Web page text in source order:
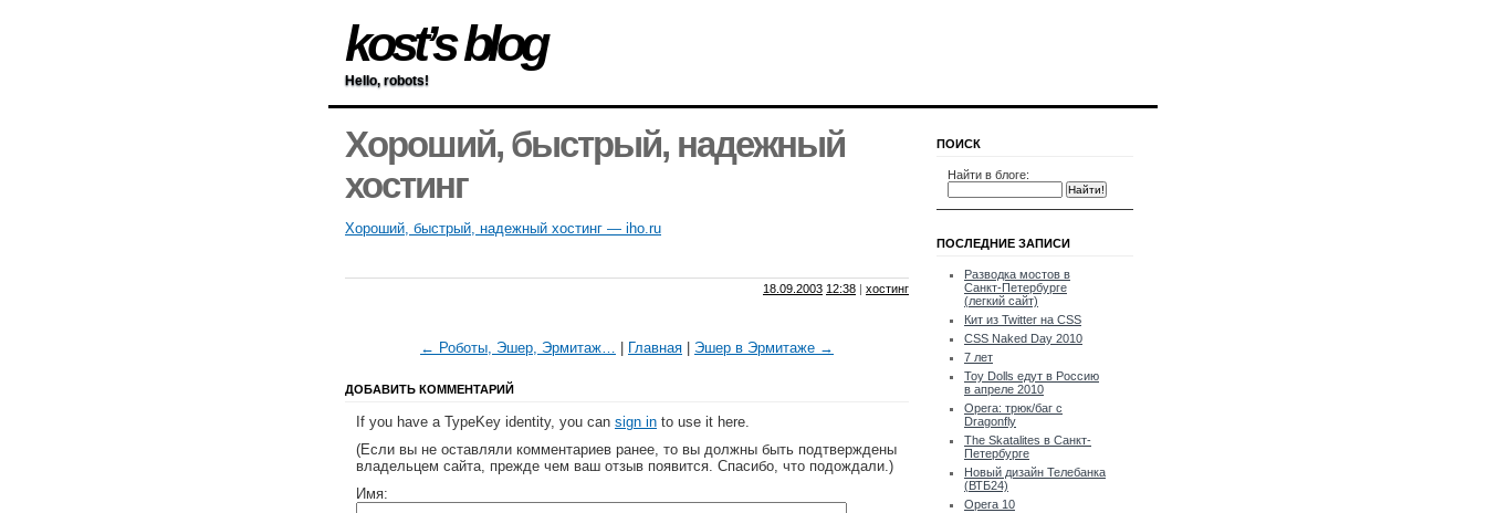
kost’s blog
Hello, robots!
Хороший, быстрый, надежный
хостинг
Хороший, быстрый, надежный хостинг — iho.ru
18.09.2003 12:38 | хостинг
← Роботы, Эшер, Эрмитаж… Главная Эшер в Эрмитаже →
ДОБАВИТЬ КОММЕНТАРИЙ
If you have a TypeKey identity, you can sign in to use it here.
(Если вы не оставляли комментариев ранее, то вы должны быть подтверждены
владельцем сайта, прежде чем ваш отзыв появится. Спасибо, что подождали.)
Имя:
ПОИСК
Найти в блоге:
ПОСЛЕДНИЕ ЗАПИСИ
Разводка мостов в
Санкт-Петербурге
(легкий сайт)
Кит из Twitter на CSS
CSS Naked Day 2010
7 лет
Toy Dolls едут в Россию
в апреле 2010
Opera: трюк/баг с
Dragonfly
The Skatalites в Санкт-
Петербурге
Новый дизайн Телебанка
(ВТБ24)
Opera 10